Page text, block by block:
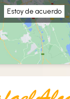
Estoy de acuerdo